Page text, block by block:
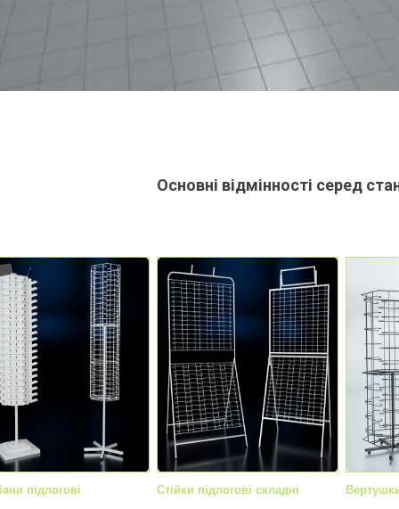
Основні відмінності серед
підлогові
Стійки підлогові складні